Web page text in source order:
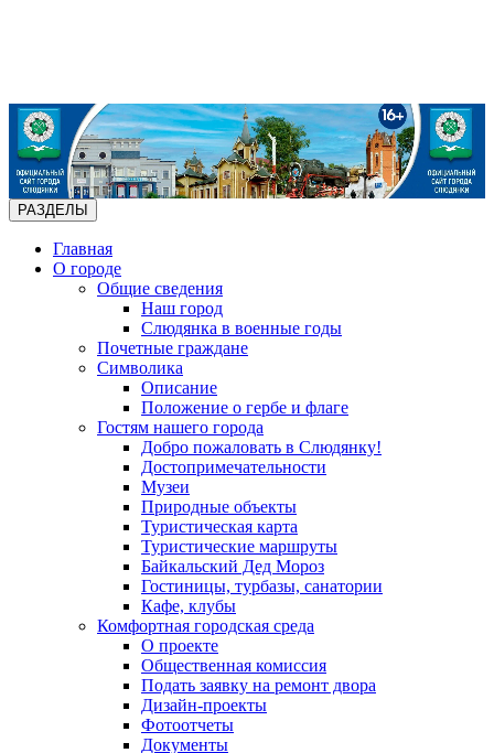
РАЗДЕЛЫ
Главная
О городе
Общие сведения
Наш город
Слюдянка в военные годы
Почетные граждане
Символика
Описание
Положение о гербе и флаге
Гостям нашего города
Добро пожаловать в Слюдянку!
Достопримечательности
Музеи
Природные объекты
Туристическая карта
Туристические маршруты
Байкальский Дед Мороз
Гостиницы, турбазы, санатории
Кафе, клубы
Комфортная городская среда
О проекте
Общественная комиссия
Подать заявку на ремонт двора
Дизайн-проекты
Фотоотчеты
Документы